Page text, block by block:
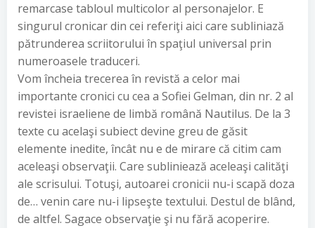
remarcase tabloul multicolor al personajelor. E
singurul cronicar din cei referiţi aici care subliniază
pătrunderea scriitorului în spaţiul universal prin
numeroasele traduceri.
Vom încheia trecerea în revistă a celor mai
importante cronici cu cea a Sofiei Gelman, din nr. 2 al
revistei israeliene de limbă română Nautilus. De la 3
texte cu acelaşi subiect devine greu de găsit
elemente inedite, încât nu e de mirare că citim cam
aceleaşi observaţii. Care subliniează aceleaşi calităţi
ale scrisului. Totuşi, autoarei cronicii nu-i scapă doza
de… venin care nu-i lipseşte textului. Destul de blând,
de altfel. Sagace observaţie şi nu fără acoperire.